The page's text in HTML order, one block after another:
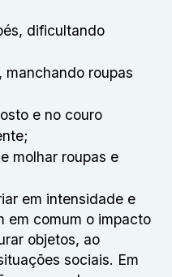
dificultando
manchando roupas
e no couro
molhar roupas e
em intensidade e
em comum o impacto
objetos, ao
sociais. Em